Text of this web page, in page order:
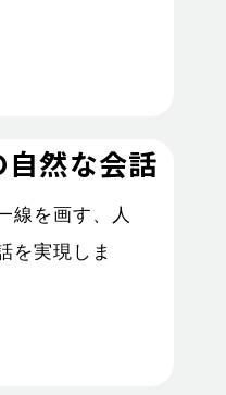
然な会話
線を画す、人
を実現しま